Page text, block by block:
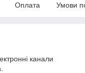
Оплата Умови
канали